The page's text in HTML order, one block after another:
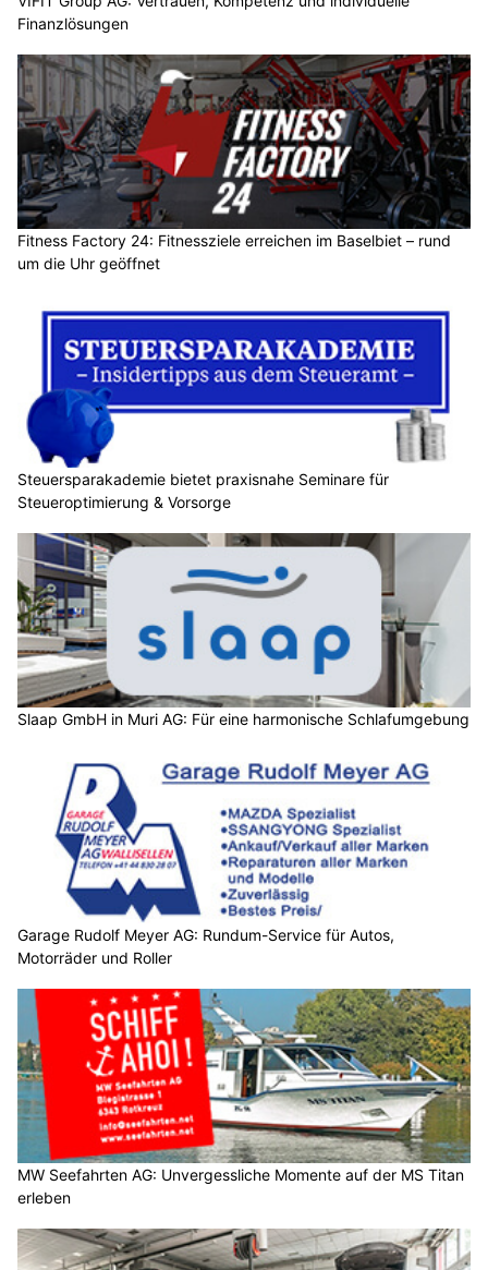
Finanzlösungen
Fitness Factory 24: Fitnessziele erreichen im Baselbiet – rund
um die Uhr geöffnet
Steuersparakademie bietet praxisnahe Seminare für
Steueroptimierung & Vorsorge
Slaap GmbH in Muri AG: Für eine harmonische Schlafumgebung
Garage Rudolf Meyer AG: Rundum-Service für Autos,
Motorräder und Roller
MW Seefahrten AG: Unvergessliche Momente auf der MS Titan
erleben